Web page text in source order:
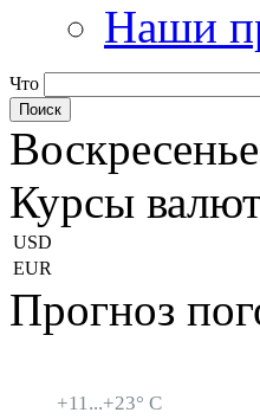
Наши
Что
Курсы
USD
EUR
Прогноз
+11...+23° C